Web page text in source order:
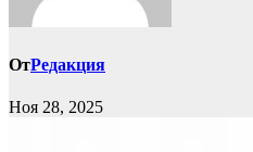
ОтРедакция
Ноя 28, 2025